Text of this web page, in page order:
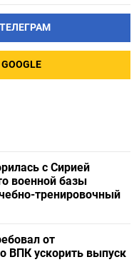
с Сирией
военной базы
тренировочный
от
ВПК ускорить выпуск